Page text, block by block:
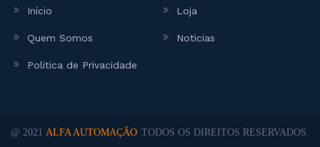
Início Loja
Quem Somos Noticias
Politica de Privacidade
@ 2021 ALFA AUTOMAÇÃO TODOS OS DIREITOS RESERVADOS.